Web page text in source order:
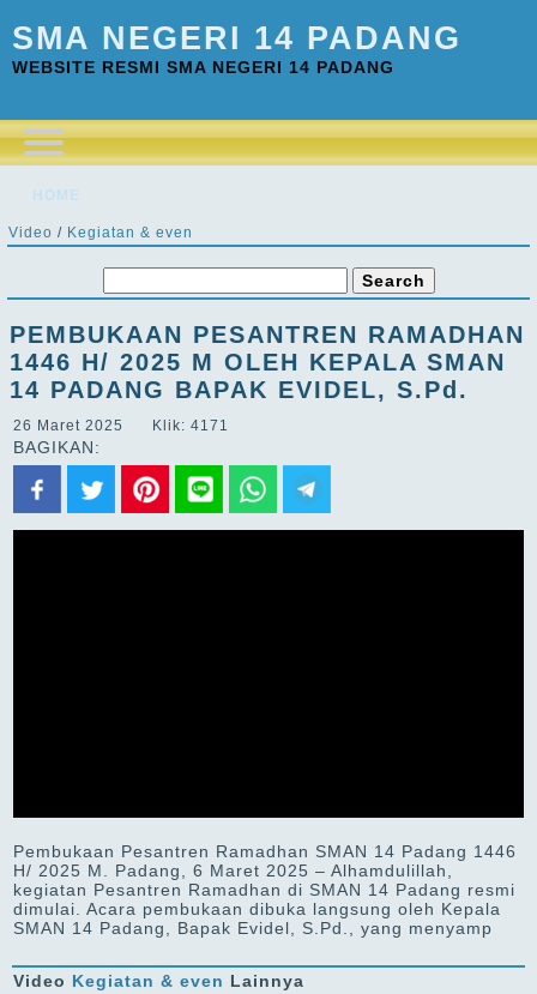
SMA NEGERI 14 PADANG
WEBSITE RESMI SMA NEGERI 14 PADANG
HOME
Video / Kegiatan & even
PEMBUKAAN PESANTREN RAMADHAN
1446 H/ 2025 M OLEH KEPALA SMAN
14 PADANG BAPAK EVIDEL, S.Pd.
26 Maret 2025 Klik: 4171
BAGIKAN:
Pembukaan Pesantren Ramadhan SMAN 14 Padang 1446
H/ 2025 M. Padang, 6 Maret 2025 – Alhamdulillah,
kegiatan Pesantren Ramadhan di SMAN 14 Padang resmi
dimulai. Acara pembukaan dibuka langsung oleh Kepala
SMAN 14 Padang, Bapak Evidel, S.Pd., yang menyamp
Video Kegiatan & even Lainnya